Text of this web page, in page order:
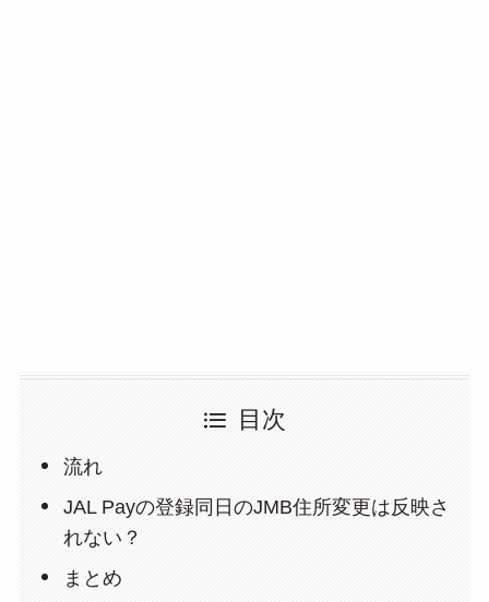
目次
流れ
JAL Payの登録同日のJMB住所変更は反映さ
れない？
まとめ